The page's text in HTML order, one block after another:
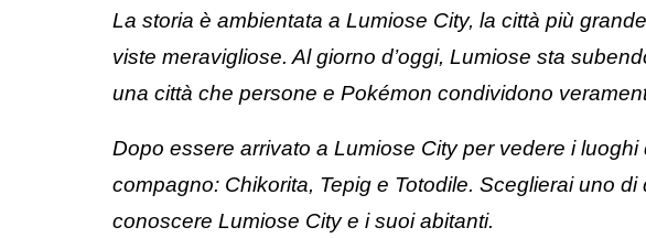
La storia è ambientata a Lumiose City, la città più
viste meravigliose. Al giorno d’oggi, Lumiose sta
una città che persone e Pokémon condividono
Dopo essere arrivato a Lumiose City per vedere i
compagno: Chikorita, Tepig e Totodile. Sceglierai uno
conoscere Lumiose City e i suoi abitanti.